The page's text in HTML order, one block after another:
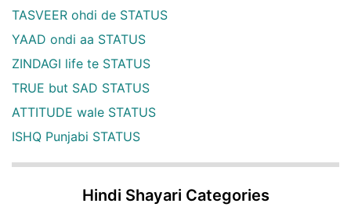
TASVEER ohdi de STATUS
YAAD ondi aa STATUS
ZINDAGI life te STATUS
TRUE but SAD STATUS
ATTITUDE wale STATUS
ISHQ Punjabi STATUS
Hindi Shayari Categories